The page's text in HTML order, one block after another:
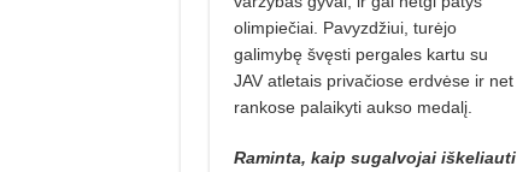
olimpiečiai. Pavyzdžiui, turėjo
galimybę švęs­ti pergales kartu su
JAV atletais privačiose erdvėse ir net
rankose palaikyti aukso medalį.
Raminta, kaip sugalvojai iškeliauti